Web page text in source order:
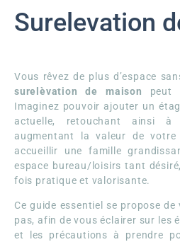
Surelevation
Vous rêvez de plus d’espace
surelèvation de maison
peut
Imaginez pouvoir ajouter un
actuelle, retouchant ainsi
augmentant la valeur de
accueillir une famille
espace bureau/loisirs tant
fois pratique et valorisante.
Ce guide essentiel se propose
pas, afin de vous éclairer sur les
et les précautions à prendre